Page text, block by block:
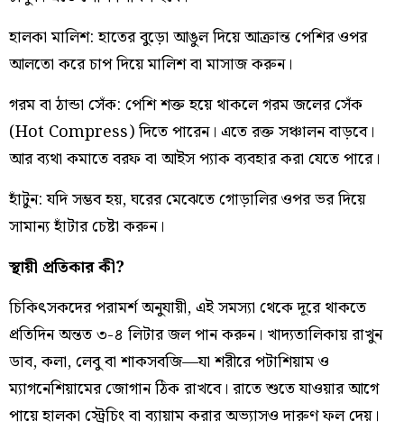
হালকা মালিশ: হাতের বুড়ো আঙুল দিয়ে আক্রান্ত পেশির ওপর
আলতো করে চাপ দিয়ে মালিশ বা মাসাজ করুন।
গরম বা ঠান্ডা সেঁক: পেশি শক্ত হয়ে থাকলে গরম জলের সেঁক
(Hot Compress) দিতে পারেন। এতে রক্ত সঞ্চালন বাড়বে।
আর ব্যথা কমাতে বরফ বা আইস প্যাক ব্যবহার করা যেতে পারে।
হাঁটুন: যদি সম্ভব হয়, ঘরের মেঝেতে গোড়ালির ওপর ভর দিয়ে
সামান্য হাঁটার চেষ্টা করুন।
স্থায়ী প্রতিকার কী?
চিকিৎসকদের পরামর্শ অনুযায়ী, এই সমস্যা থেকে দূরে থাকতে
প্রতিদিন অন্তত ৩-৪ লিটার জল পান করুন। খাদ্যতালিকায় রাখুন
ডাব, কলা, লেবু বা শাকসবজি—যা শরীরে পটাশিয়াম ও
ম্যাগনেশিয়ামের জোগান ঠিক রাখবে। রাতে শুতে যাওয়ার আগে
পায়ে হালকা স্ট্রেচিং বা ব্যায়াম করার অভ্যাসও দারুণ ফল দেয়।